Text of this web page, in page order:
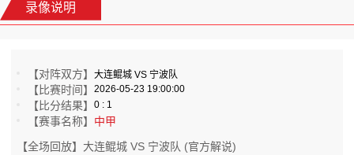
录像说明
【对阵双方】大连鲲城 VS 宁波队
【比赛时间】2026-05-23 19:00:00
【比分结果】0 : 1
【赛事名称】 中甲
【全场回放】大连鲲城 VS 宁波队 (官方解说)